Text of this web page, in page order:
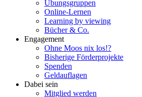
Übungsgruppen
Online-Lernen
Learning by viewing
Bücher & Co.
Engagement
Ohne Moos nix los!?
Bisherige Förderprojekte
Spenden
Geldauflagen
Dabei sein
Mitglied werden